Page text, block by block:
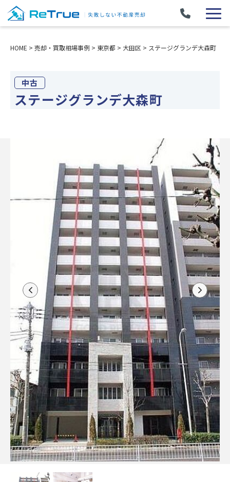
HOME > 売却・買取相場事例 > 東京都 > 大田区 > ステージグランデ大森町
中古
ステージグランデ大森町